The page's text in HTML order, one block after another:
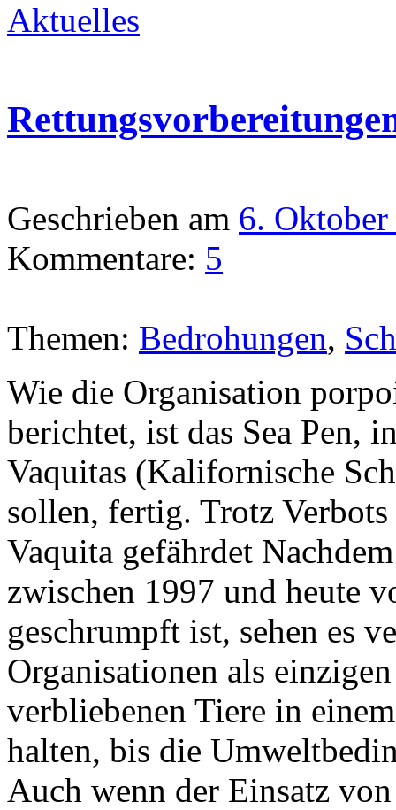
Aktuelles
Geschrieben am 6.
Kommentare: 5
Themen: Bedrohungen,
Wie die Organisation
berichtet, ist das Sea Pen,
Vaquitas (Kalifornische
sollen, fertig. Trotz
Vaquita gefährdet
zwischen 1997 und heute
geschrumpft ist, sehen es
Organisationen als
verbliebenen Tiere in
halten, bis die
Auch wenn der Einsatz